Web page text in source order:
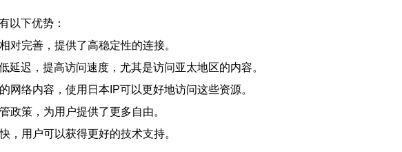
以下优势：
对完善，提供了高稳定性的连接。
延迟，提高访问速度，尤其是访问亚太地区的内容。
网络内容，使用日本IP可以更好地访问这些资源。
政策，为用户提供了更多自由。
，用户可以获得更好的技术支持。